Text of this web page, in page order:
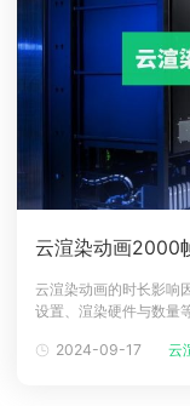
云渲染动画2000
云渲染动画的时长影响
设置、渲染硬件与数量
时间完成，那么对于云
2024-09-17 云